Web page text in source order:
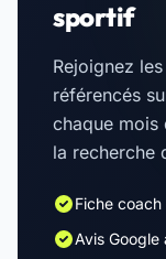
sportif
Rejoignez les
référencés
chaque mois
la recherche
Fiche
Avis